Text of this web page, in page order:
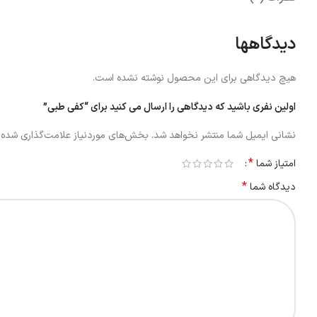
دیدگاهها
هیچ دیدگاهی برای این محصول نوشته نشده است.
اولین نفری باشید که دیدگاهی را ارسال می کنید برای “کفی طبی”
نشانی ایمیل شما منتشر نخواهد شد. بخش‌های موردنیاز علامت‌گذاری
امتیاز شما*
دیدگاه شما*